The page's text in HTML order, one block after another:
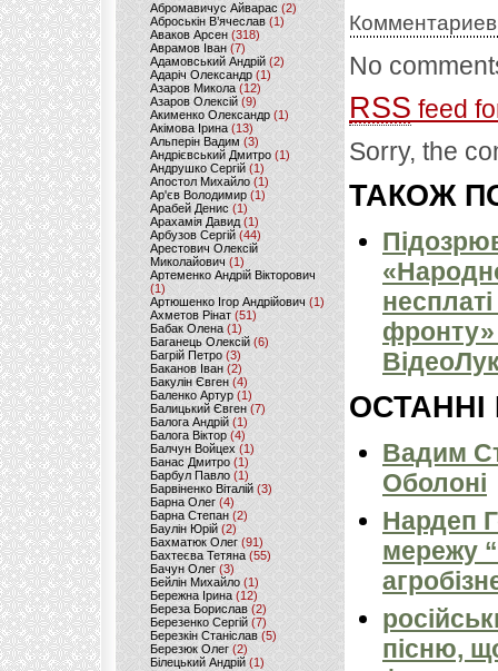
Абромавичус Айварас (2)
Аброськін В’ячеслав(1)
Аваков Арсен (318)
Аврамов Іван (7)
Адамовський Андрій(2)
Адаріч Олександр (1)
Азаров Микола (12)
Азаров Олексій (9)
Акименко Олександр(1)
Акімова Ірина(13)
Альперін Вадим (3)
Андрієвський Дмитро(1)
Андрушко Сергій(1)
Апостол Михайло(1)
Ар'єв Володимир (1)
Арабей Денис(1)
Арахамія Давид (1)
Арбузов Сергій (44)
Арестович Олексій
Миколайович(1)
Артеменко Андрій Вікторович
(1)
Артюшенко Ігор Андрійович(1)
Ахметов Рінат(51)
Бабак Олена(1)
Баганець Олексій(6)
Багрій Петро (3)
Баканов Іван(2)
Бакулін Євген (4)
Баленко Артур(1)
Балицький Євген(7)
Балога Андрій (1)
Балога Віктор (4)
Балчун Войцех (1)
Банас Дмитро (1)
Барбул Павло(1)
Барвіненко Віталій(3)
Барна Олег (4)
Барна Степан (2)
Баулін Юрій (2)
Бахматюк Олег (91)
Бахтеєва Тетяна(55)
Бачун Олег (3)
Бейлін Михайло (1)
Бережна Ірина(12)
Береза Борислав(2)
Березенко Сергій (7)
Березкін Станіслав (5)
Березюк Олег(2)
Білецький Андрій (1)
No
RSS feed
Sorry, the
ТАКОЖ
фронту»
ОСТАННІ
Вадим
Оболоні
Нардеп
мережу
пісню,